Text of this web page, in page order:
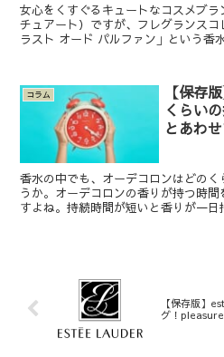
女心をくすぐるキュートなコスメブ
チュアート）ですが、フレグランス
ラスト オード パルファン」という香
コラム
【保存
くらい
とあわ
香水の中でも、オーデコロンはどの
うか。オーデコロンの香りが持つ時
すよね。持続時間が短いと香りが一
【保存版】
グ！